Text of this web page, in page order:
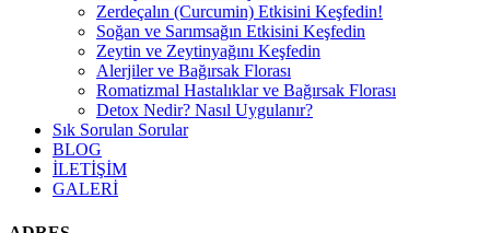
Zerdeçalın (Curcumin) Etkisini Keşfedin!
Soğan ve Sarımsağın Etkisini Keşfedin
Zeytin ve Zeytinyağını Keşfedin
Alerjiler ve Bağırsak Florası
Romatizmal Hastalıklar ve Bağırsak Florası
Detox Nedir? Nasıl Uygulanır?
Sık Sorulan Sorular
BLOG
İLETİŞİM
GALERİ